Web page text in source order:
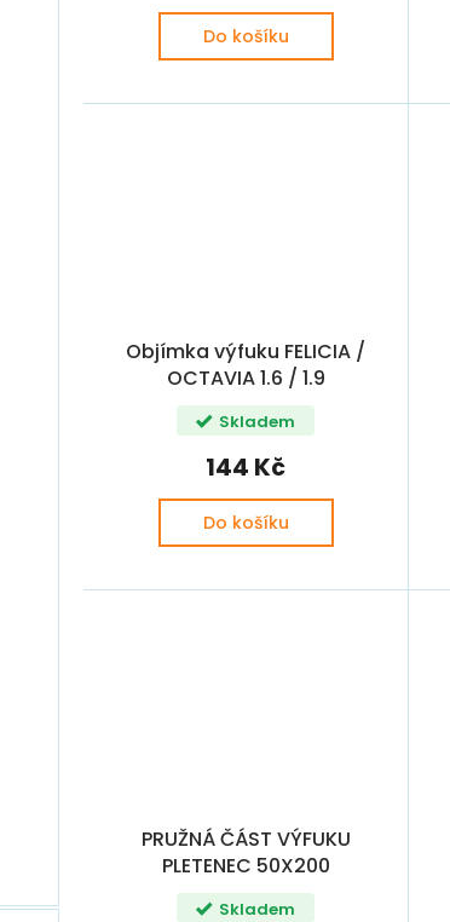
Do košíku
Objímka výfuku FELICIA /
OCTAVIA 1.6 / 1.9
60,5x125
Skladem
144 Kč
Do košíku
PRUŽNÁ ČÁST VÝFUKU
PLETENEC 50X200
FISCHER
Skladem